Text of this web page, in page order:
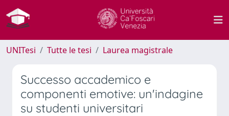
UNITesi Tutte le tesi Laurea magistrale
Successo accademico e
componenti emotive: un'indagine
su studenti universitari